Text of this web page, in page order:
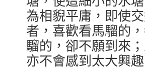
為相貎平庸，即使
者，喜歡看馬騮的
騮的，卻不願到來
亦不會感到太大興趣